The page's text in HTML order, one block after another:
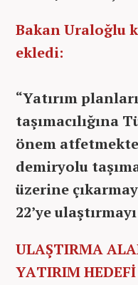
Bakan Uraloğlu
ekledi:
“Yatırım
taşımacılığına
önem
demiryolu
üzerine
22’ye
ULAŞTIRMA
YATIRIM